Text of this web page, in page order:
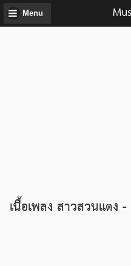
Menu
เนื้อเพลง สาวสวนแตง